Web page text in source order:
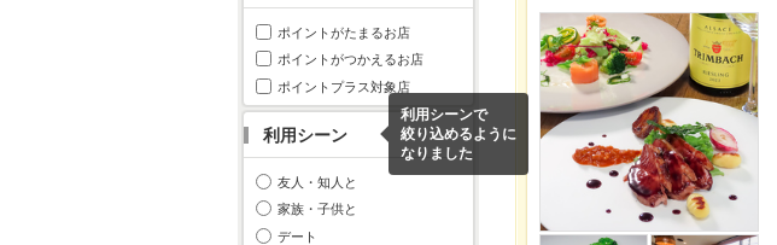
ポイントがたまるお店
ポイントがつかえるお店
ポイントプラス対象店
利用シーン
利用シーンで
絞り込めるように
なりました
友人・知人と
家族・子供と
デート